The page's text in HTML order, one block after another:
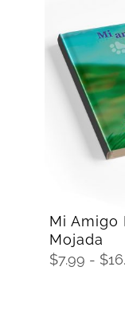
DETAILS
Mi Amigo
Mojada
$7.99 - $